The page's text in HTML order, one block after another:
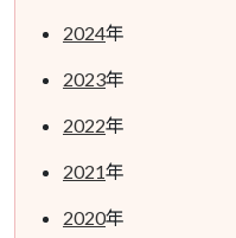
2024年
2023年
2022年
2021年
2020年